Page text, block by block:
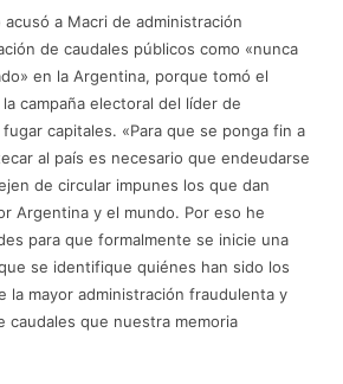
a Macri de administración
de caudales públicos como «nunca
en la Argentina, porque tomó el
campaña electoral del líder de
capitales. «Para que se ponga fin a
al país es necesario que endeudarse
de circular impunes los que dan
Argentina y el mundo. Por eso he
para que formalmente se inicie una
se identifique quiénes han sido los
la mayor administración fraudulenta y
caudales que nuestra memoria